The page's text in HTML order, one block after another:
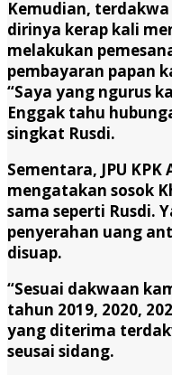
Kemudian,
dirinya kerap kali
melakukan
pembayaran papan
“Saya yang ngurus
Enggak tahu
singkat Rusdi.
Sementara, JPU
mengatakan sosok
sama seperti Rusdi.
penyerahan uang
disuap.
“Sesuai dakwaan
tahun 2019, 2020,
yang diterima
seusai sidang.